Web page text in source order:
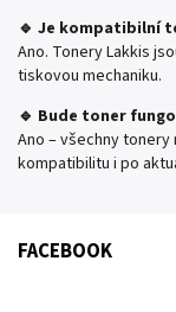
🔹 Je kompatibilní
Ano. Tonery Lakkis
tiskovou mechaniku.
🔹 Bude toner
Ano – všechny tonery
kompatibilitu i po
FACEBOOK